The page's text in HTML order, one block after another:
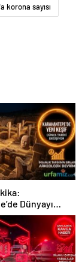
korona sayısı
Dünyayı
Tarih Değişiyor